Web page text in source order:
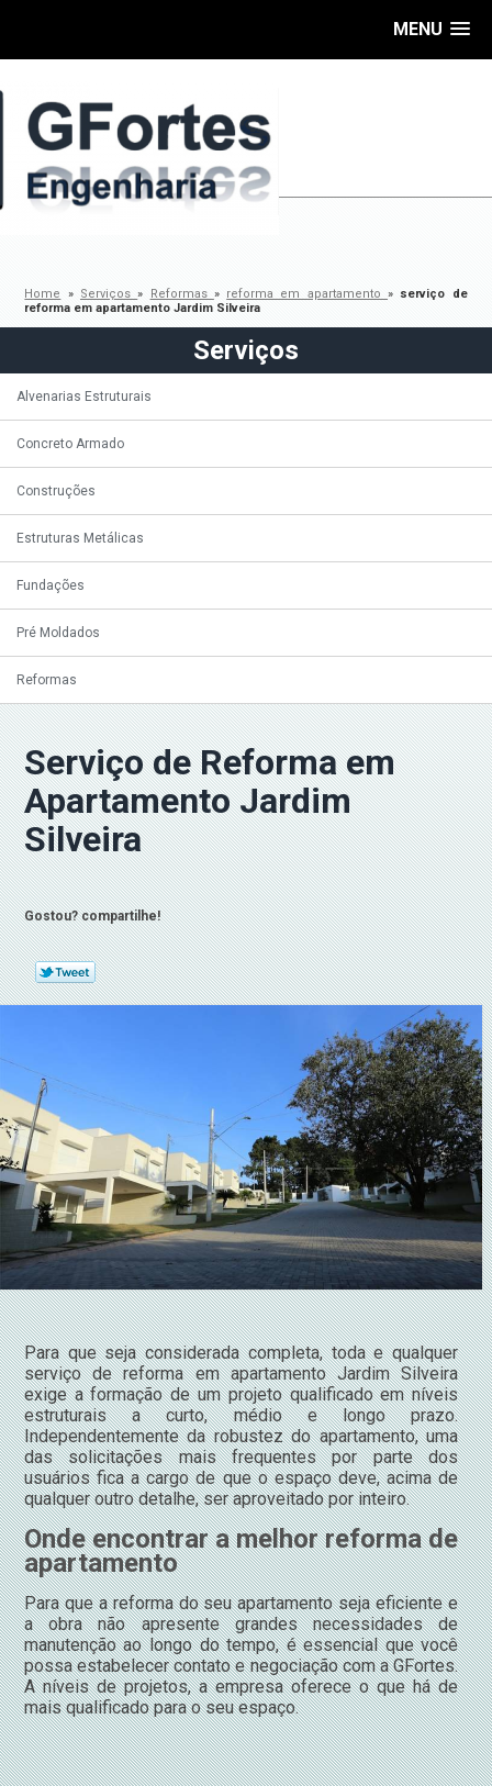
MENU
Home » Serviços» Reformas » reforma em apartamento»serviço de
reforma em apartamento Jardim Silveira
Serviços
Alvenarias Estruturais
Concreto Armado
Construções
Estruturas Metálicas
Fundações
Pré Moldados
Reformas
Serviço de Reforma em
Apartamento Jardim
Silveira
Gostou? compartilhe!
Para que seja considerada completa, toda e qualquer
serviço de reforma em apartamento Jardim Silveira
exige a formação de um projeto qualificado em níveis
estruturais a curto, médio e longo prazo.
Independentemente da robustez do apartamento, uma
das solicitações mais frequentes por parte dos
usuários fica a cargo de que o espaço deve, acima de
qualquer outro detalhe, ser aproveitado por inteiro.
Onde encontrar a melhor reforma de
apartamento
Para que a reforma do seu apartamento seja eficiente e
a obra não apresente grandes necessidades de
manutenção ao longo do tempo, é essencial que você
possa estabelecer contato e negociação com a GFortes.
A níveis de projetos, a empresa oferece o que há de
mais qualificado para o seu espaço.